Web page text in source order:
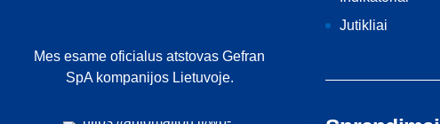
Mes esame oficialus atstovas Gefran
SpA kompanijos Lietuvoje.
Jutikliai